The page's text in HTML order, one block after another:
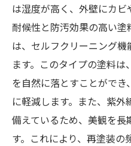
は湿度が高く、外壁にカビ
耐候性と防汚効果の高い
は、セルフクリーニング
ます。このタイプの塗料
を自然に落とすことがで
に軽減します。また、紫
備えているため、美観を
す。これにより、再塗装の